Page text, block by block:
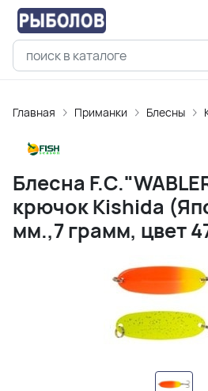
Главная Приманки Блесны
Блесна
крючок Kishida
мм.,7 грамм, цвет